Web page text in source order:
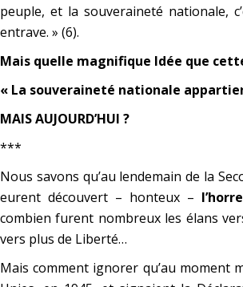
peuple, et la souveraineté nationale,
entrave. » (6).
Mais quelle magnifique Idée que
« La souveraineté nationale
MAIS AUJOURD’HUI ?
***
Nous savons qu’au lendemain de la
eurent découvert – honteux –
combien furent nombreux les élans
vers plus de Liberté…
Mais comment ignorer qu’au moment